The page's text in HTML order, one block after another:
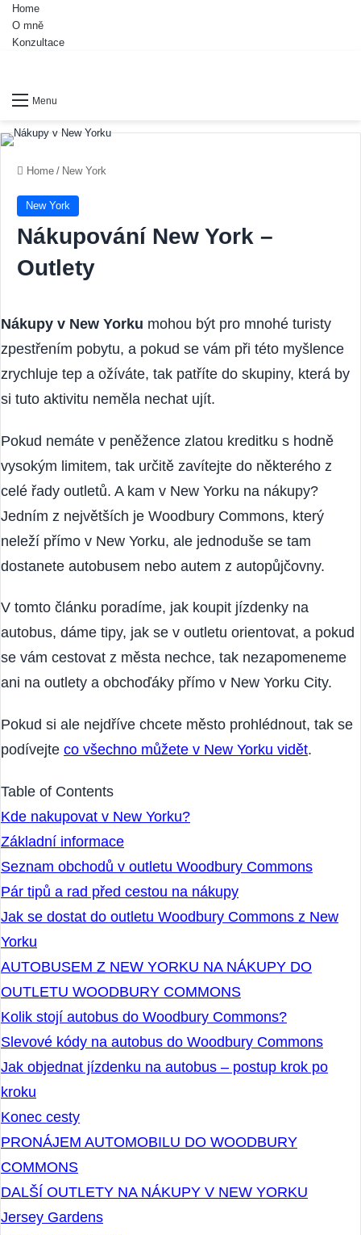
Home
O mně
Konzultace
Menu
Home / New York
New York
Nákupování New York –
Nákupy v New Yorkumohou být pro mnohé turisty
zpestřením pobytu, a pokud se vám při této myšlence
zrychluje tep a ožíváte, tak patříte do skupiny, která by
si tuto aktivitu neměla nechat ujít.
Pokud nemáte v peněžence zlatou kreditku s hodně
vysokým limitem, tak určitě zavítejte do některého z
celé řady outletů. A kam v New Yorku na nákupy?
Jedním z největších je Woodbury Commons, který
neleží přímo v New Yorku, ale jednoduše se tam
dostanete autobusem nebo autem z autopůjčovny.
V tomto článku poradíme, jak koupit jízdenky na
autobus, dáme tipy, jak se v outletu orientovat, a pokud
se vám cestovat z města nechce, tak nezapomeneme
ani na outlety a obchoďáky přímo v New Yorku City.
Pokud si ale nejdříve chcete město prohlédnout, tak se
Table of Contents
Kde nakupovat v New Yorku?
Základní informace
Seznam obchodů v outletu Woodbury Commons
Pár tipů a rad před cestou na nákupy
Jak se dostat do outletu Woodbury Commons z New
Yorku
AUTOBUSEM Z NEW YORKU NA NÁKUPY DO
OUTLETU WOODBURY COMMONS
Kolik stojí autobus do Woodbury Commons?
Slevové kódy na autobus do Woodbury Commons
Jak objednat jízdenku na autobus – postup krok po
kroku
Konec cesty
PRONÁJEM AUTOMOBILU DO WOODBURY
COMMONS
DALŠÍ OUTLETY NA NÁKUPY V NEW YORKU